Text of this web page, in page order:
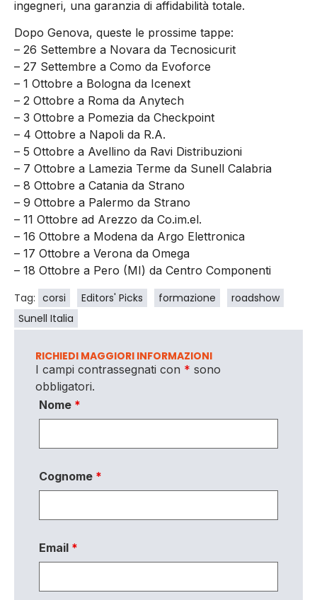
ingegneri, una garanzia di affidabilità totale.
Dopo Genova, queste le prossime tappe:
– 26 Settembre a Novara da Tecnosicurit
– 27 Settembre a Como da Evoforce
– 1 Ottobre a Bologna da Icenext
– 2 Ottobre a Roma da Anytech
– 3 Ottobre a Pomezia da Checkpoint
– 4 Ottobre a Napoli da R.A.
– 5 Ottobre a Avellino da Ravi Distribuzioni
– 7 Ottobre a Lamezia Terme da Sunell Calabria
– 8 Ottobre a Catania da Strano
– 9 Ottobre a Palermo da Strano
– 11 Ottobre ad Arezzo da Co.im.el.
– 16 Ottobre a Modena da Argo Elettronica
– 17 Ottobre a Verona da Omega
– 18 Ottobre a Pero (MI) da Centro Componenti
Tag: corsi Editors' Picks formazione
roadshow
Sunell Italia
RICHIEDI MAGGIORI INFORMAZIONI
I campi contrassegnati con * sono
obbligatori.
Nome *
Cognome *
Email *